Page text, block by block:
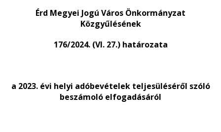
Érd Megyei Jogú Város Önkormányzat
Közgyűlésének
176/2024. (VI. 27.) határozata
a 2023. évi helyi adóbevételek teljesüléséről szóló
beszámoló elfogadásáról